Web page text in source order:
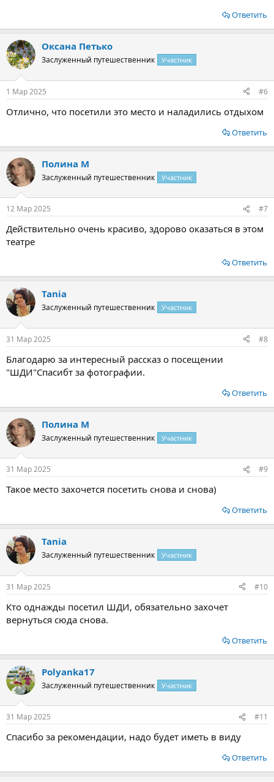
Ответить
Оксана Петько
Заслуженный путешественник Участник
1 Мар 2025 #6
Отлично, что посетили это место и наладились отдыхом
Ответить
Полина М
Заслуженный путешественник Участник
12 Мар 2025 #7
Действительно очень красиво, здорово оказаться в этом
театре
Ответить
Tania
Заслуженный путешественник Участник
31 Мар 2025 #8
Благодарю за интересный рассказ о посещении
"ШДИ"Спасибт за фотографии.
Ответить
Полина М
Заслуженный путешественник Участник
31 Мар 2025 #9
Такое место захочется посетить снова и снова)
Ответить
Tania
Заслуженный путешественник Участник
31 Мар 2025 #10
Кто однажды посетил ШДИ, обязательно захочет
вернуться сюда снова.
Ответить
Polyanka17
Заслуженный путешественник Участник
31 Мар 2025 #11
Спасибо за рекомендации, надо будет иметь в виду
Ответить